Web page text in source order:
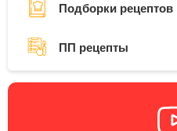
Подборки рецептов
ПП рецепты